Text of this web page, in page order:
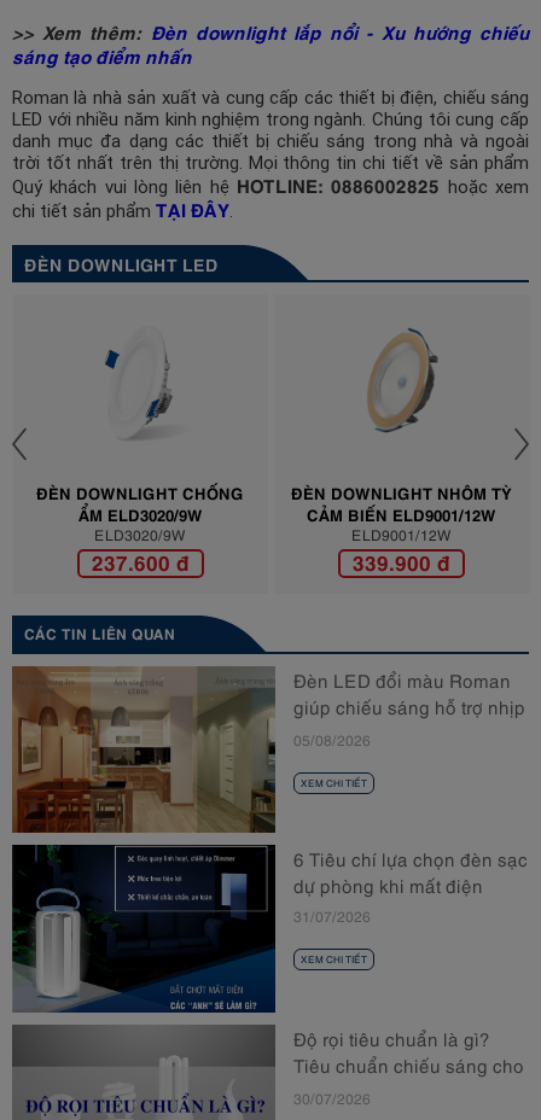
>> Xem thêm: Đèn downlight lắp nổi - Xu hướng chiếu
sáng tạo điểm nhấn
Roman là nhà sản xuất và cung cấp các thiết bị điện, chiếu sáng
LED với nhiều năm kinh nghiệm trong ngành. Chúng tôi cung cấp
danh mục đa dạng các thiết bị chiếu sáng trong nhà và ngoài
trời tốt nhất trên thị trường. Mọi thông tin chi tiết về sản phẩm
Quý khách vui lòng liên hệ HOTLINE: 0886002825 hoặc xem
chi tiết sản phẩm TẠI ĐÂY.
ĐÈN DOWNLIGHT LED
ĐÈN DOWNLIGHT CHỐNG
ẨM ELD3020/9W
ELD3020/9W
237.600 đ
ĐÈN DOWNLIGHT NHÔM TỲ
CẢM BIẾN ELD9001/12W
ELD9001/12W
339.900 đ
CÁC TIN LIÊN QUAN
Đèn LED đổi màu Roman
giúp chiếu sáng hỗ trợ nhịp
sinh học
05/08/2026
XEM CHI TIẾT
6 Tiêu chí lựa chọn đèn sạc
dự phòng khi mất điện
31/07/2026
XEM CHI TIẾT
Độ rọi tiêu chuẩn là gì?
Tiêu chuẩn chiếu sáng cho
từng không gian
30/07/2026